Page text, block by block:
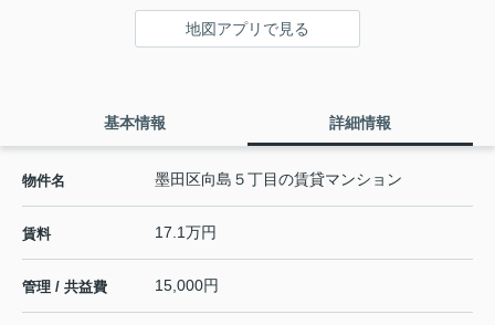
地図アプリで見る
基本情報 詳細情報
物件名 墨田区向島５丁目の賃貸マンション
賃料 17.1万円
管理 / 共益費 15,000円